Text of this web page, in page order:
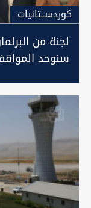
كوردســتانيات
لجنة من
سنوحد